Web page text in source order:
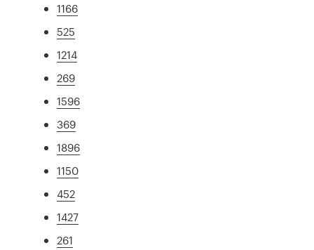
1166
525
1214
269
1596
369
1896
1150
452
1427
261